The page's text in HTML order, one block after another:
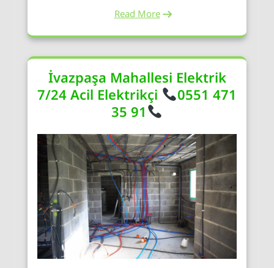
Read More
İvazpaşa Mahallesi Elektrik
7/24 Acil Elektrikçi
0551 471
35 91